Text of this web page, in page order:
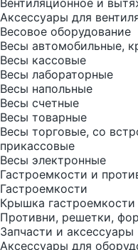
Вентиляционное и
Аксессуары для
Весовое оборудование
Весы автомобильные,
Весы кассовые
Весы лабораторные
Весы напольные
Весы счетные
Весы товарные
Весы торговые, со
прикассовые
Весы электронные
Гастроемкости и
Гастроемкости
Крышка гастроемкости
Противни, решетки,
Запчасти и аксессуары
Аксессуары для